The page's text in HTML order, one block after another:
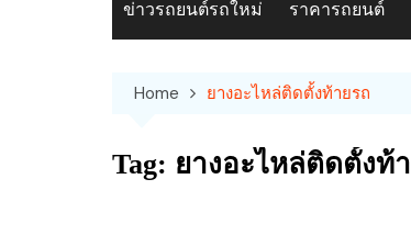
ข่าวรถยนต์รถใหม่ ราคารถยนต์
Home ยางอะไหล่ติดตั้งท้ายรถ
Tag: ยางอะไหล่ติดตั้งท้